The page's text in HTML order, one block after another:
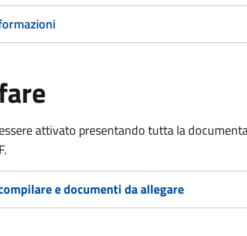
attivato presentando tutta la
e documenti da allegare